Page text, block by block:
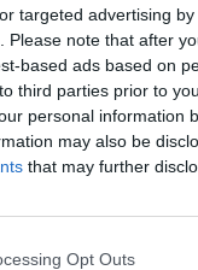
targeted advertising
Please note that after
based ads based on
third parties prior to
personal information
may also be
that may further
Opt Outs
jelentkezünk a